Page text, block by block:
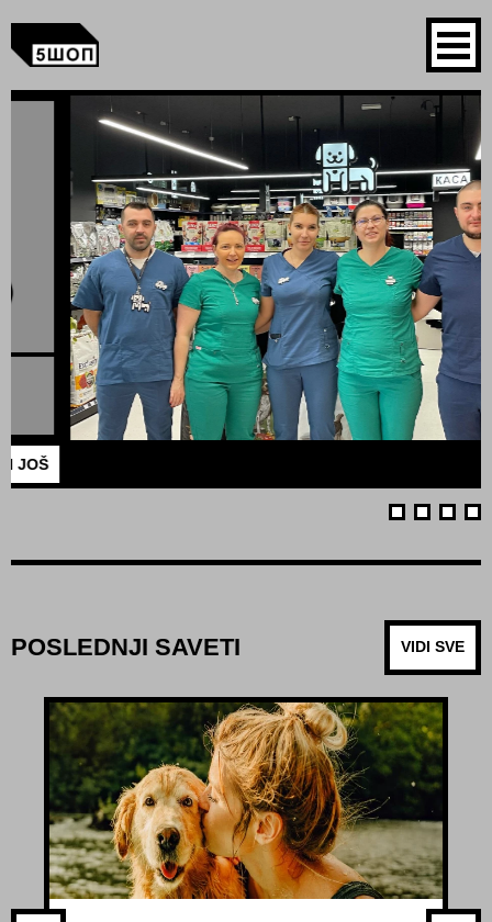
POSLEDNJI SAVETI VIDI SVE